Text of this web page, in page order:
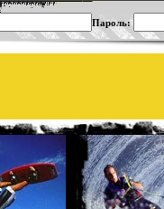
Пароль: